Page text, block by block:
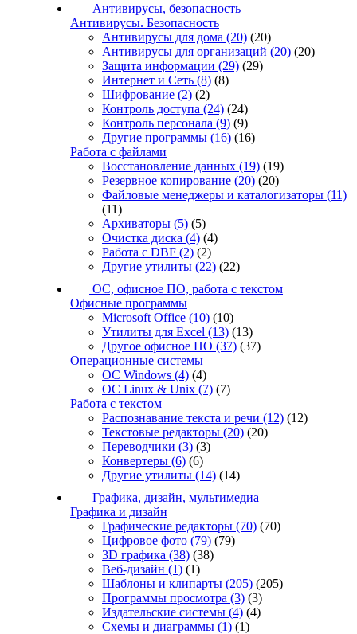
Антивирусы, безопасность
Антивирусы. Безопасность
Антивирусы для дома (20) (20)
Антивирусы для организаций (20) (20)
Защита информации (29) (29)
Интернет и Сеть (8) (8)
Шифрование (2) (2)
Контроль доступа (24) (24)
Контроль персонала (9) (9)
Другие программы (16) (16)
Работа с файлами
Восстановление данных (19) (19)
Резервное копирование (20) (20)
Файловые менеджеры и каталогизаторы (11)
(11)
Архиваторы (5) (5)
Очистка диска (4) (4)
Работа с DBF (2) (2)
Другие утилиты (22) (22)
ОС, офисное ПО, работа с текстом
Офисные программы
Microsoft Office (10) (10)
Утилиты для Excel (13) (13)
Другое офисное ПО (37) (37)
Операционные системы
ОС Windows (4) (4)
ОС Linux & Unix (7) (7)
Работа с текстом
Распознавание текста и речи (12) (12)
Текстовые редакторы (20) (20)
Переводчики (3) (3)
Конвертеры (6) (6)
Другие утилиты (14) (14)
Графика, дизайн, мультимедиа
Графика и дизайн
Графические редакторы (70) (70)
Цифровое фото (79) (79)
3D графика (38) (38)
Веб-дизайн (1) (1)
Шаблоны и клипарты (205) (205)
Программы просмотра (3) (3)
Издательские системы (4) (4)
Схемы и диаграммы (1) (1)